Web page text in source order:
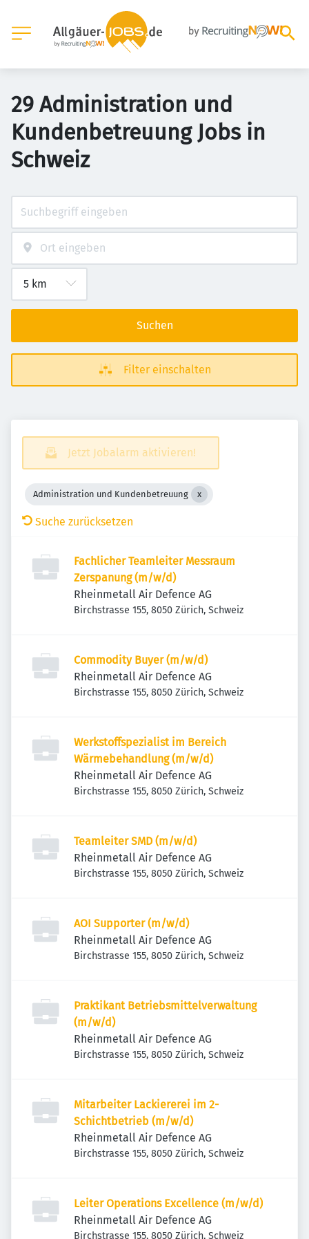
29 Administration und
Kundenbetreuung Jobs in
Schweiz
Suchen
Filter einschalten
Jetzt Jobalarm aktivieren!
Administration und Kundenbetreuung
Suche zurücksetzen
Fachlicher Teamleiter Messraum
Zerspanung (m/w/d)
Rheinmetall Air Defence AG
Birchstrasse 155, 8050 Zürich, Schweiz
Commodity Buyer (m/w/d)
Rheinmetall Air Defence AG
Birchstrasse 155, 8050 Zürich, Schweiz
Werkstoffspezialist im Bereich
Wärmebehandlung (m/w/d)
Rheinmetall Air Defence AG
Birchstrasse 155, 8050 Zürich, Schweiz
Teamleiter SMD (m/w/d)
Rheinmetall Air Defence AG
Birchstrasse 155, 8050 Zürich, Schweiz
AOI Supporter (m/w/d)
Rheinmetall Air Defence AG
Birchstrasse 155, 8050 Zürich, Schweiz
Praktikant Betriebsmittelverwaltung
(m/w/d)
Rheinmetall Air Defence AG
Birchstrasse 155, 8050 Zürich, Schweiz
Mitarbeiter Lackiererei im 2-
Schichtbetrieb (m/w/d)
Rheinmetall Air Defence AG
Birchstrasse 155, 8050 Zürich, Schweiz
Leiter Operations Excellence (m/w/d)
Rheinmetall Air Defence AG
Birchstrasse 155, 8050 Zürich, Schweiz